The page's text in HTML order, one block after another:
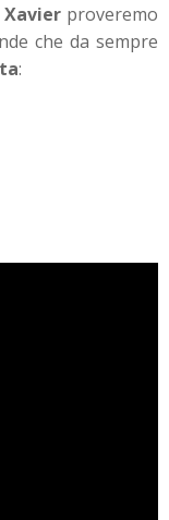
Xavierproveremo
che da sempre
: